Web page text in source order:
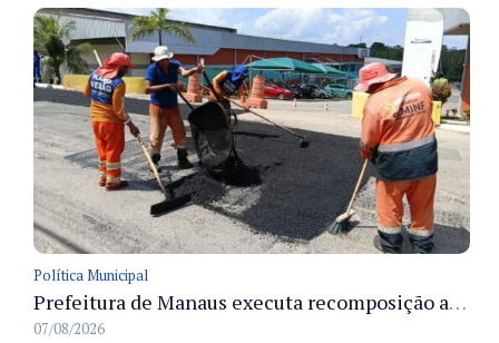
Política Municipal
Prefeitura de Manaus executa recomposição asfáltica na rua Anhandui e retoma serviços no bairro Flores
07/08/2026